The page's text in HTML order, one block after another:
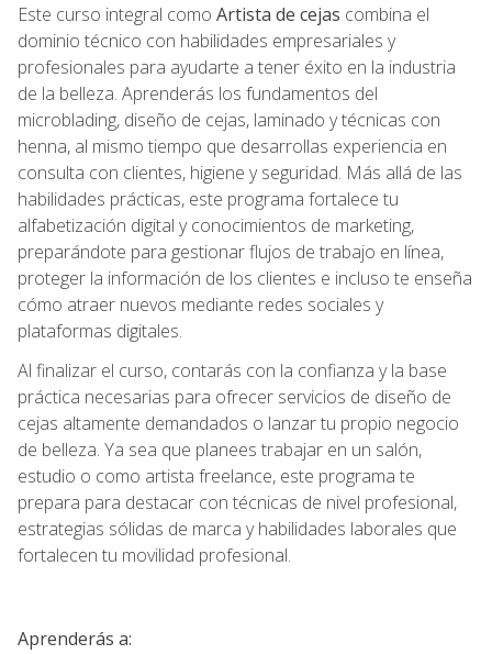
Este curso integral como Artista de cejas combina el
dominio técnico con habilidades empresariales y
profesionales para ayudarte a tener éxito en la industria
de la belleza. Aprenderás los fundamentos del
microblading, diseño de cejas, laminado y técnicas con
henna, al mismo tiempo que desarrollas experiencia en
consulta con clientes, higiene y seguridad. Más allá de las
habilidades prácticas, este programa fortalece tu
alfabetización digital y conocimientos de marketing,
preparándote para gestionar flujos de trabajo en línea,
proteger la información de los clientes e incluso te enseña
cómo atraer nuevos mediante redes sociales y
plataformas digitales.
Al finalizar el curso, contarás con la confianza y la base
práctica necesarias para ofrecer servicios de diseño de
cejas altamente demandados o lanzar tu propio negocio
de belleza. Ya sea que planees trabajar en un salón,
estudio o como artista freelance, este programa te
prepara para destacar con técnicas de nivel profesional,
estrategias sólidas de marca y habilidades laborales que
fortalecen tu movilidad profesional.
Aprenderás a: